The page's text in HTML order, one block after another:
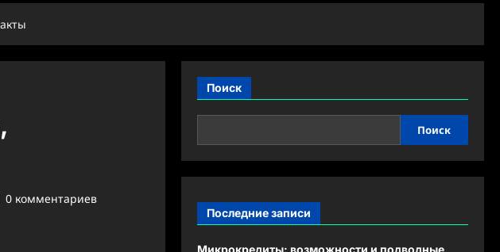
0 комментариев
Поиск
Поиск
Последние записи
Микрокредиты: возможности и подводные